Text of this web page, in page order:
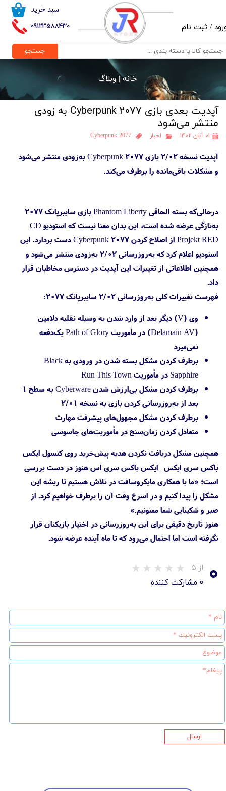
09123588430
۰ سبد خرید
/ ثبت نام
حساب کاربری من
تغییر گذر واژه
خروج از حساب کاربری
جستجو
خانه |وبلاگ
آپدیت بعدی بازی Cyberpunk 2077 به زودی
منتشر می‌شود
۰۱ آبان ۱۴۰۲ اخبار Cyberpunk 2077
آپدیت نسخه ۲/۰۲ بازی Cyberpunk 2077 به‌زودی منتشر می‌شود
و مشکلات باقی‌مانده را برطرف می‌کند.
درحالی‌که بسته الحاقی Phantom Liberty بازی سایبرپانک ۲۰۷۷
به‌تازگی عرضه شده است، این بدان معنا نیست که استودیو CD
Projekt RED از اصلاح کردن Cyberpunk 2077 دست بردارد. این
استودیو اعلام کرد که به‌روز‌رسانی ۲/۰۲ به‌زودی منتشر می‌شود و
همچنین اطلاعاتی از تغییرات این آپدیت در دسترس مخاطبان قرار
داد.
فهرست تغییرات کلی به‌روز‌رسانی ۲/۰۲ سایبرپانک ۲۰۷۷:
وی (V) دیگر بعد از وارد شدن به وسیله نقلیه دلامین
(Delamain AV) در مأموریت Path of Glory یک‌دفعه
نمی‌میرد
برطرف کردن مشکل بسته شدن در ورودی به Black
Sapphire در مأموریت Run This Town
برطرف کردن مشکل بی‌ارزش شدن Cyberware به سطح ۱
بعد از به‌روزرسانی کردن بازی به نسخه ۲/۰۱
برطرف کردن مشکل مجهول‌های پیشرفت مهارت
متعادل کردن زمان‌سنج در مأموریت‌های جاسوسی
همچنین مشکل دریافت نکردن هدیه‌ پیش‌خرید روی کنسول ایکس
باکس سری ایکس | ایکس باکس سری اس هنوز در دست بررسی
است؛ «ما با همکاری مایکروسافت در تلاش هستیم تا ریشه این
مشکل را پیدا کنیم و در اسرع وقت آن را برطرف خواهیم کرد. از
صبر و شکیبایی شما ممنونیم.»
هنوز تاریخ دقیقی برای این به‌روز‌رسانی در اختیار بازیکنان قرار
نگرفته است اما احتمال می‌رود که تا ماه آینده عرضه شود.
۰ از ۵
۰ مشارکت کننده
ارسال